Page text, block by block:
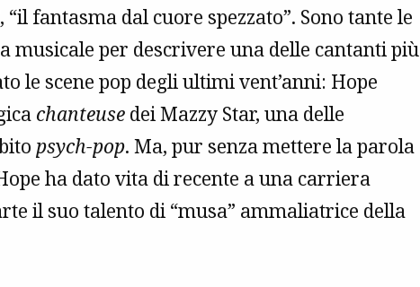
“il fantasma dal cuore spezzato”. Sono tante le
musicale per descrivere una delle cantanti più
le scene pop degli ultimi vent’anni: Hope
chanteuse dei Mazzy Star, una delle
psych-pop. Ma, pur senza mettere la parola
ha dato vita di recente a una carriera
il suo talento di “musa” ammaliatrice della